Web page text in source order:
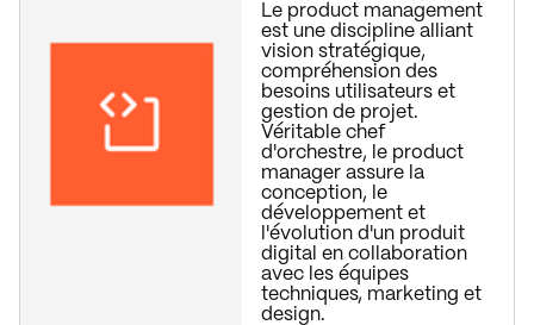
Le product management
est une discipline alliant
vision stratégique,
compréhension des
besoins utilisateurs et
gestion de projet.
Véritable chef
d'orchestre, le product
manager assure la
conception, le
développement et
l'évolution d'un produit
digital en collaboration
avec les équipes
techniques, marketing et
design.